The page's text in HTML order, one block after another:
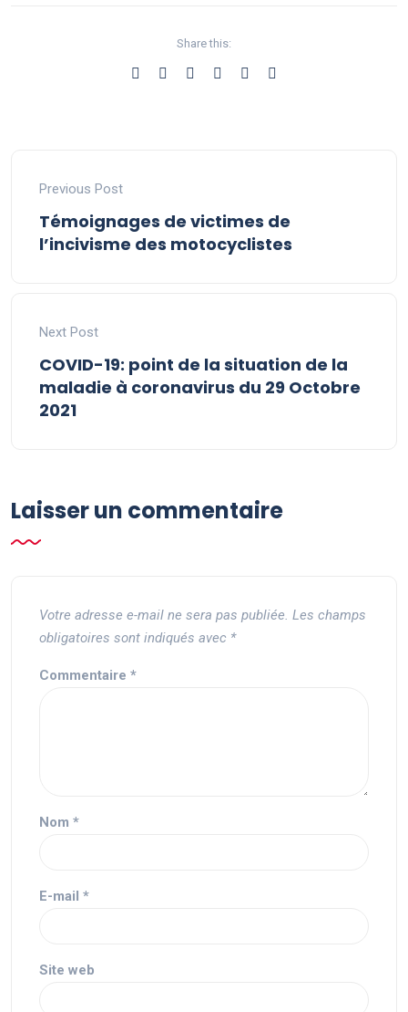
Share this:
Previous Post
Témoignages de victimes de
l’incivisme des motocyclistes
Next Post
COVID-19: point de la situation de la
maladie à coronavirus du 29 Octobre
2021
Laisser un commentaire
Votre adresse e-mail ne sera pas publiée. Les champs
obligatoires sont indiqués avec *
Commentaire *
Nom *
E-mail *
Site web